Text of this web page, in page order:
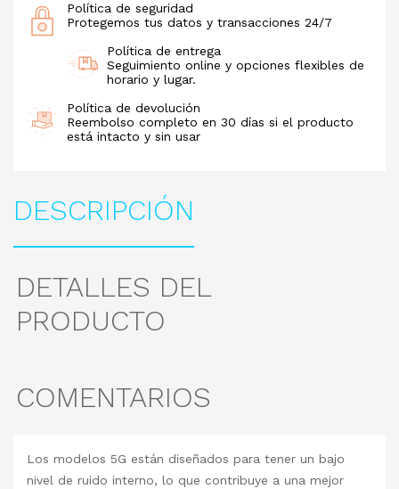
Política de seguridad
Protegemos tus datos y transacciones 24/7
Política de entrega
Seguimiento online y opciones flexibles de
horario y lugar.
Política de devolución
Reembolso completo en 30 días si el producto
está intacto y sin usar
DESCRIPCIÓN
DETALLES DEL
PRODUCTO
COMENTARIOS
Los modelos 5G están diseñados para tener un bajo
nivel de ruido interno, lo que contribuye a una mejor